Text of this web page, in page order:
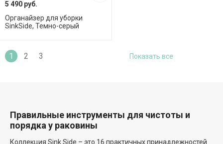
5 490 руб.
Органайзер для уборки
SinkSide, Темно-серый
1 2 3 Показать все
Правильные инструменты для чистоты и
порядка у раковины
Коллекция Sink Side – это 16 практичных принадлежностей